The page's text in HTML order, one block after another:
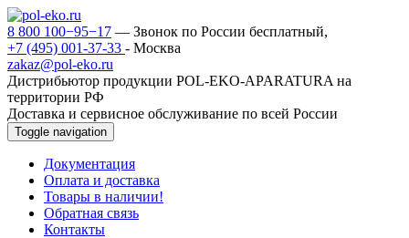
8 800 100−95−17 — Звонок по России бесплатный,
+7 (495) 001-37-33 - Москва
zakaz@pol-eko.ru
Дистрибьютор продукции POL-EKO-APARATURA на
территории РФ
Доставка и сервисное обслуживание по всей России
Toggle navigation
Документация
Оплата и доставка
Товары в наличии!
Обратная связь
Контакты